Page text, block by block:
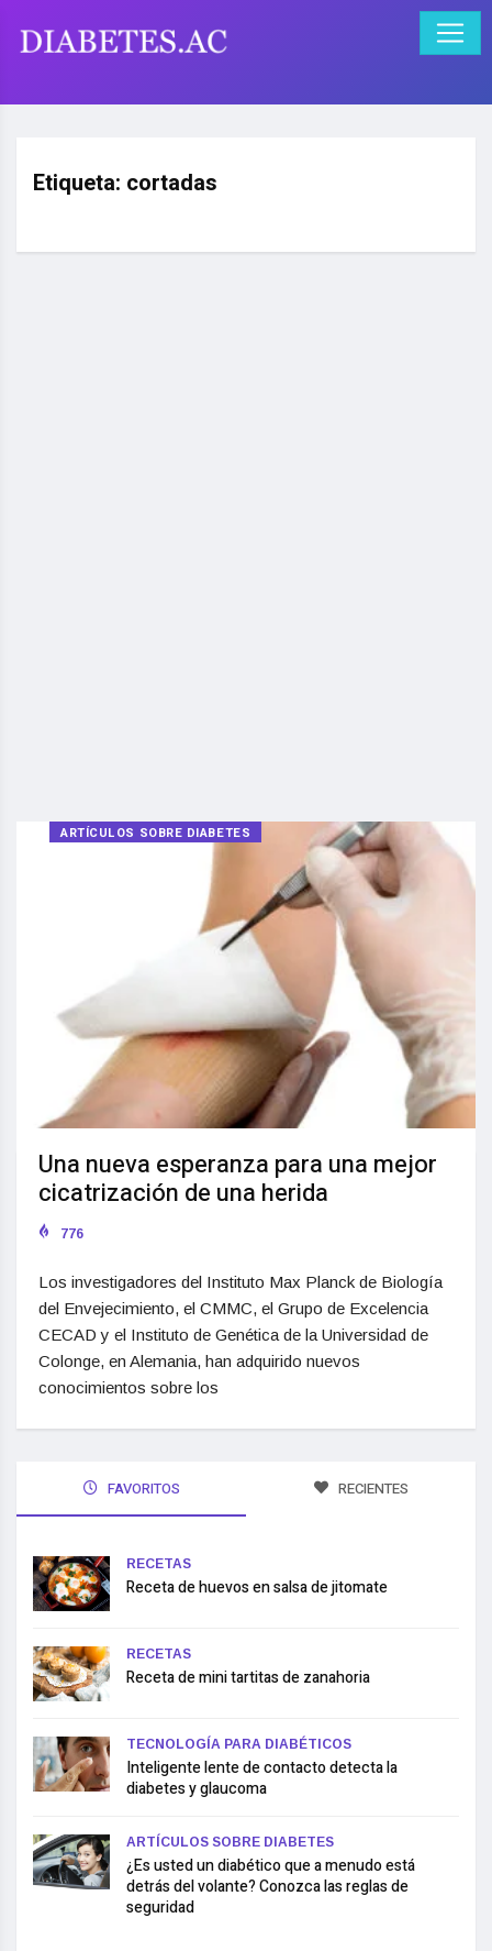
Etiqueta: cortadas
ARTÍCULOS SOBRE DIABETES
Una nueva esperanza para una mejor
cicatrización de una herida
776
Los investigadores del Instituto Max Planck de Biología
del Envejecimiento, el CMMC, el Grupo de Excelencia
CECAD y el Instituto de Genética de la Universidad de
Colonge, en Alemania, han adquirido nuevos
conocimientos sobre los
FAVORITOS RECIENTES
RECETAS
Receta de huevos en salsa de jitomate
RECETAS
Receta de mini tartitas de zanahoria
TECNOLOGÍA PARA DIABÉTICOS
Inteligente lente de contacto detecta la
diabetes y glaucoma
ARTÍCULOS SOBRE DIABETES
¿Es usted un diabético que a menudo está
detrás del volante? Conozca las reglas de
seguridad